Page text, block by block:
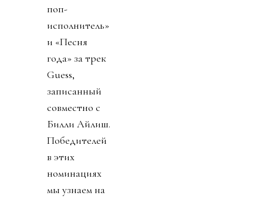
поп-
исполнитель»
и «Песня
года» за трек
Guess,
записанный
совместно с
Билли Айлиш.
Победителей
в этих
номинациях
мы узнаем на